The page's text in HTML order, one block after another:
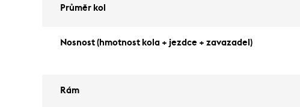
Průměr kol
Nosnost (hmotnost kola + jezdce + zavazadel)
Rám